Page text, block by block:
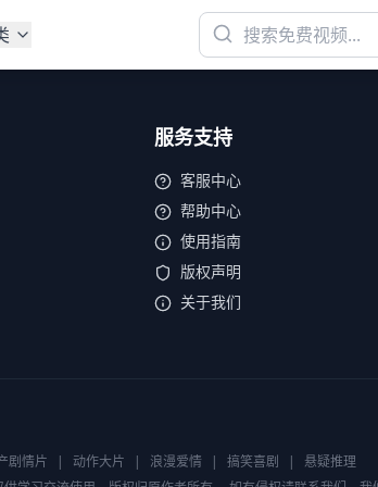
服务支持
客服中心
帮助中心
使用指南
版权声明
关于我们
剧情片 | 动作大片 | 浪漫爱情 | 搞笑喜剧 |
悬疑推理